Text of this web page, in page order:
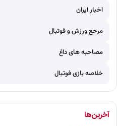
اخبار ایران
مرجع ورزش و فوتبال
مصاحبه های داغ
خلاصه بازی فوتبال
آخرین‌ها